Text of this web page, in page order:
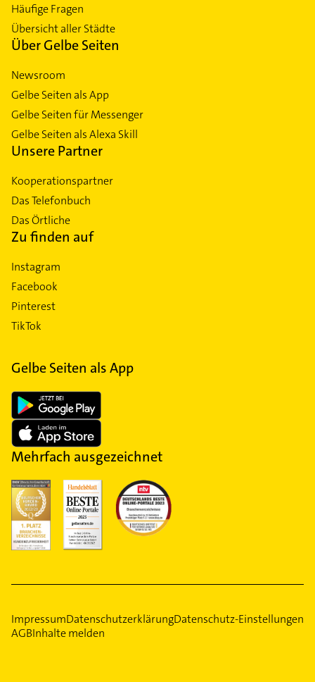
Häufige Fragen
Übersicht aller Städte
Über Gelbe Seiten
Newsroom
Gelbe Seiten als App
Gelbe Seiten für Messenger
Gelbe Seiten als Alexa Skill
Unsere Partner
Kooperationspartner
Das Telefonbuch
Das Örtliche
Zu finden auf
Instagram
Facebook
Pinterest
TikTok
Gelbe Seiten als App
Mehrfach ausgezeichnet
ImpressumDatenschutzerklärungDatenschutz-Einstellungen
AGBInhalte melden